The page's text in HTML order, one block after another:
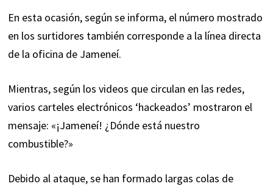
En esta ocasión, según se informa, el número mostrado
en los surtidores también corresponde a la línea directa
de la oficina de Jameneí.
Mientras, según los videos que circulan en las redes,
varios carteles electrónicos ‘hackeados’ mostraron el
mensaje: «¡Jameneí! ¿Dónde está nuestro
combustible?»
Debido al ataque, se han formado largas colas de